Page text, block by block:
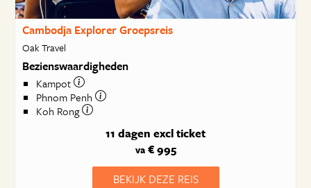
Cambodja Explorer Groepsreis
Oak Travel
Bezienswaardigheden
Kampot
Phnom Penh
Koh Rong
11 dagen excl ticket
va€ 995
BEKIJK DEZE REIS